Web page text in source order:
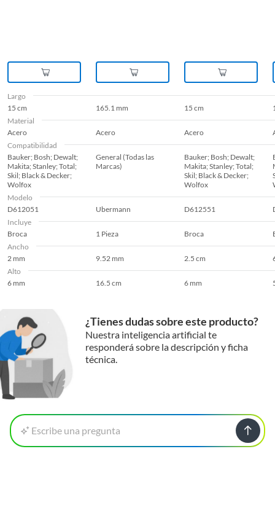
Largo
15 cm
165.1 mm 15 cm
Material
Acero
Acero Acero
Compatibilidad
Bauker; Bosh; Dewalt;
Makita; Stanley; Total;
Skil; Black & Decker;
Wolfox
General (Todas las
Marcas)
Bauker; Bosh; Dewalt;
Makita; Stanley; Total;
Skil; Black & Decker;
Wolfox
Modelo
D612051
Ubermann D612551
Incluye
Broca
1 Pieza Broca
Ancho
2 mm
9.52 mm 2.5 cm
Alto
6 mm
16.5 cm 6 mm
¿Tienes dudas sobre este producto?
Nuestra inteligencia artificial te
responderá sobre la descripción y ficha
técnica.
Escribe una pregunta